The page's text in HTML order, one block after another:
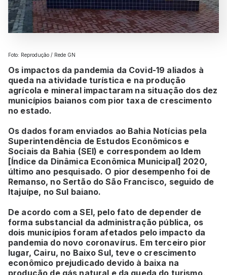
Foto: Reprodução / Rede GN
Os impactos da pandemia da Covid-19 aliados à
queda na atividade turística e na produção
agrícola e mineral impactaram na situação dos dez
municípios baianos com pior taxa de crescimento
no estado.
Os dados foram enviados ao Bahia Notícias pela
Superintendência de Estudos Econômicos e
Sociais da Bahia (SEI) e correspondem ao Idem
[Índice da Dinâmica Econômica Municipal] 2020,
último ano pesquisado. O pior desempenho foi de
Remanso, no Sertão do São Francisco, seguido de
Itajuípe, no Sul baiano.
De acordo com a SEI, pelo fato de depender de
forma substancial da administração pública, os
dois municípios foram afetados pelo impacto da
pandemia do novo coronavírus. Em terceiro pior
lugar, Cairu, no Baixo Sul, teve o crescimento
econômico prejudicado devido à baixa na
produção de gás natural e da queda do turismo,